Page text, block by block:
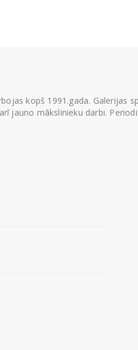
kopš 1991.gada. Galerijas
jauno mākslinieku darbi.